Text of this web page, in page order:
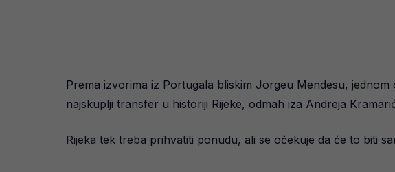
Prema izvorima iz Portugala bliskim Jorgeu Mendesu,
najskuplji transfer u historiji Rijeke, odmah iza Andreja
Rijeka tek treba prihvatiti ponudu, ali se očekuje da će to biti